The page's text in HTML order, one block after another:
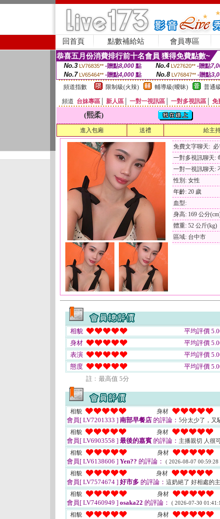
回首頁 點數補給站 會員專區
恭喜五月份消費排行前十名會員 獲得免費點數~
No.3 LV76835** -贈點8,000點 No.4 LV27620** -贈點
No.7 LV65464** -贈點4,000 點 No.8 LV76847** -贈點
頻道指數
限制級(火辣) 輔導級(曖昧) 普通
頻道 台妹專區 新人區 一對一視訊區 一對多視訊區 免
(熙柔)
進入包廂 送禮 給主
免費文字聊天:
一對多視訊聊天:
一對一視訊聊天:
性別: 女性
年齡: 20 歲
血型:
身高: 169 公分
體重: 52 公斤(kg)
區域: 台中市
相貌
平均評價
身材
平均評價
表演
平均評價
態度
平均評價
註﹕最高值 5分
相貌 身材
會員[ LV7201333 ] 南部早餐店 的評論： 5分太少了，又
相貌
身材
會員[ LV6903558 ] 最後的嘉賓 的評論： 主播親切 人很
相貌
身材
會員[ LV6138606 ] Yen?? 的評論： ( 2026-08-07 00:59:28
相貌 身材
會員[ LV7574674 ] 好市多 的評論： 這奶絕了 好相處的
相貌
身材
會員[ LV7460949 ] osaka22 的評論： ( 2026-07-30
相貌 身材